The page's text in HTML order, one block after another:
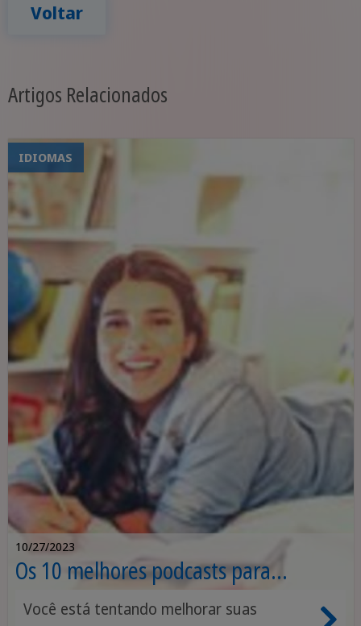
Voltar
Artigos Relacionados
IDIOMAS
10/27/2023
Os 10 melhores podcasts para
melhorar o alemão por níveis
Você está tentando melhorar suas